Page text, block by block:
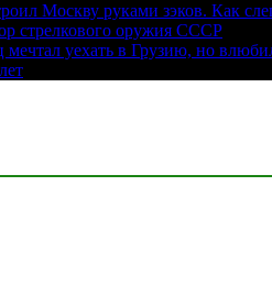
Москву руками зэков. Как
стрелкового оружия СССР
уехать в Грузию, но